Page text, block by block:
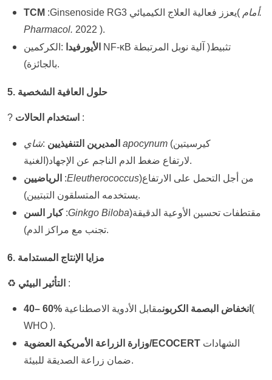
TCM : Ginsenoside RG3 يعزز فعالية العلاج الكيميائي( أمام.
Pharmacol. 2022 ).
الأيورفيدا : الكركمين NF-κB تثبيط( آلية نوبل المرتبطة
بالجائزة).
5. حلول العافية الشخصية
? استخدام الحالات :
المديرين التنفيذيين : شاي apocynum (كيرسيتين
الغنية)لارتفاع ضغط الدم الناجم عن الإجهاد.
الرياضيين :Eleutherococcus من أجل التحمل على الارتفاع(
يستخدمه المتسلقون التبتيين).
كبار السن:Ginkgo Biloba مقتطفات تحسين الأوعية الدقيقة(
تجنب مع مراكز الدم).
6. مزايا الإنتاج المستدامة
♻️ التأثير البيئي :
40– 60% انخفاض البصمة الكربونمقابل الأدوية الاصطناعية
(
WHO ).
وزارة الزراعة الأمريكية العضوية/ECOCERT الشهادات
ضمان زراعة الصديقة للبيئة.